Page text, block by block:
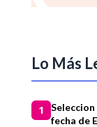
Lo Más
1
fecha de